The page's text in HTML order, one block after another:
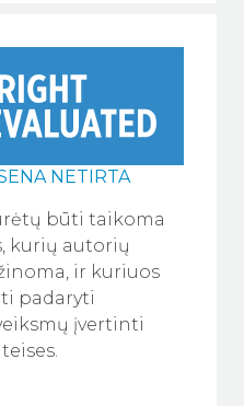
NETIRTA
būti taikoma
kurių autorių
ir kuriuos
padaryti
įvertinti